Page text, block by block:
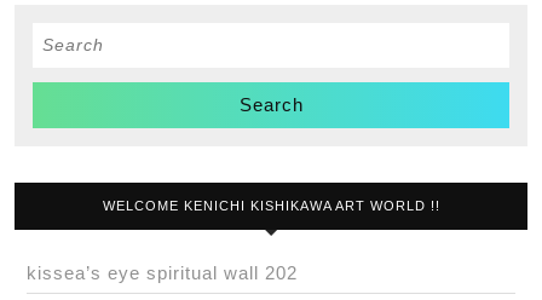
Search
WELCOME KENICHI KISHIKAWA ART WORLD !!
kissea’s eye spiritual wall 202